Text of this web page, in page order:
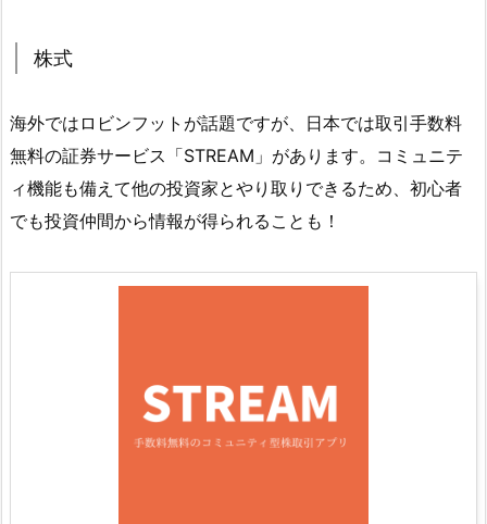
株式
海外ではロビンフットが話題ですが、日本では取引手数料
無料の証券サービス「STREAM」があります。コミュニテ
ィ機能も備えて他の投資家とやり取りできるため、初心者
でも投資仲間から情報が得られることも！